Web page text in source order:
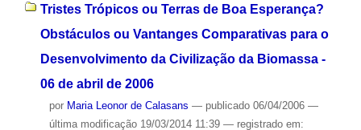
Tristes Trópicos ou Terras de Boa Esperança?
Obstáculos ou Vantanges Comparativas para o
Desenvolvimento da Civilização da Biomassa -
06 de abril de 2006
por Maria Leonor de Calasans — publicado06/04/2006 —
última modificação19/03/2014 11:39 — registrado em: